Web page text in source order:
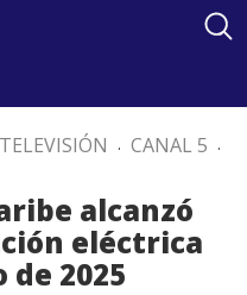
TELEVISIÓN . CANAL 5 .
alcanzó
eléctrica
2025